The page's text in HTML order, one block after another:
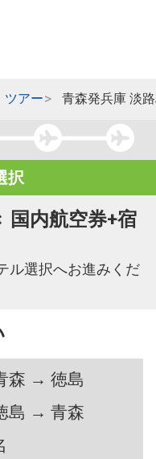
ツアー 青森発兵庫 淡
択
国内航空券+宿
ル選択へお進みくだ
森 → 徳島
島 → 青森